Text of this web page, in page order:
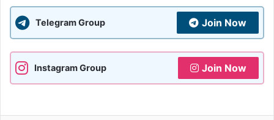
Telegram Group Join Now
Instagram Group Join Now